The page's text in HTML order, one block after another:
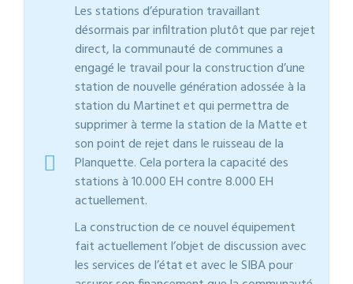
Les stations d’épuration travaillant
désormais par infiltration plutôt que par rejet
direct, la communauté de communes a
engagé le travail pour la construction d’une
station de nouvelle génération adossée à la
station du Martinet et qui permettra de
supprimer à terme la station de la Matte et
son point de rejet dans le ruisseau de la
Planquette. Cela portera la capacité des
stations à 10.000 EH contre 8.000 EH
actuellement.
La construction de ce nouvel équipement
fait actuellement l’objet de discussion avec
les services de l’état et avec le SIBA pour